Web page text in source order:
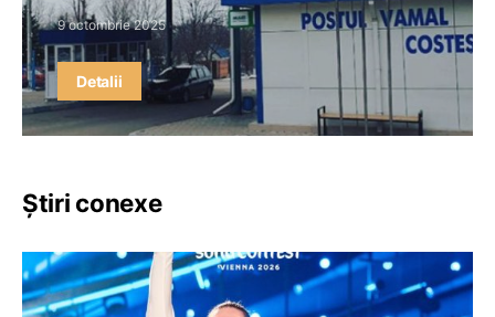
9 octombrie 2025
Detalii
Știri conexe